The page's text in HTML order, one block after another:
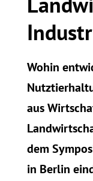
Wohin
aus
dem
in Berlin